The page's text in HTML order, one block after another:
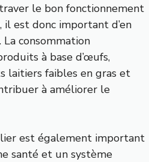
le bon fonctionnement
est donc important d’en
consommation
à base d’œufs,
laitiers faibles en gras et
à améliorer le
est également important
santé et un système